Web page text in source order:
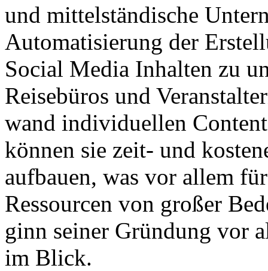
und mit­tel­ständ­ische
Au­to­ma­ti­sie­rung der
Social Media In­halt­en zu
Rei­se­büros und
wand indi­viduel­len
können sie zeit- und
auf­bau­en, was vor al­lem
Ress­our­cen von großer
ginn sei­ner Grün­dung vor
im Blick.